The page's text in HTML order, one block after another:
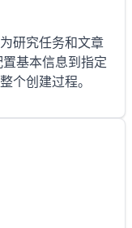
研究任务和文章
基本信息到指定
个创建过程。